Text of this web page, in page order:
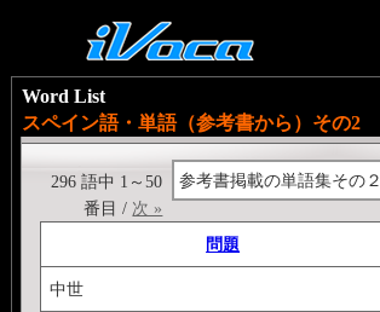
Word List
スペイン語・単語（参考書から）その2
参考書掲載の単語集その２
296 語中 1～50
番目 / 次 »
問題
中世